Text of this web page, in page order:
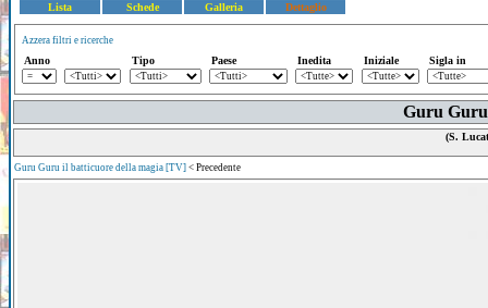
Lista Schede Galleria Dettaglio
Azzera filtri e ricerche
Anno Tipo Paese Inedita Iniziale Sigla in
Guru
(S.
Guru Guru il batticuore della magia [TV] < Precedente